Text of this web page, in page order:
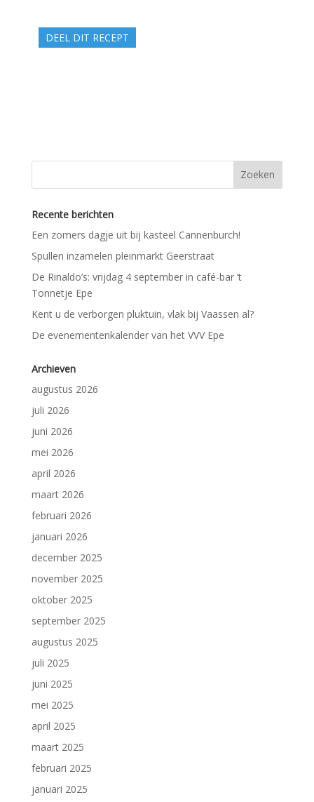
DEEL DIT RECEPT
Recente berichten
Een zomers dagje uit bij kasteel Cannenburch!
Spullen inzamelen pleinmarkt Geerstraat
De Rinaldo’s: vrijdag 4 september in café-bar ’t
Tonnetje Epe
Kent u de verborgen pluktuin, vlak bij Vaassen al?
De evenementenkalender van het VVV Epe
Archieven
augustus 2026
juli 2026
juni 2026
mei 2026
april 2026
maart 2026
februari 2026
januari 2026
december 2025
november 2025
oktober 2025
september 2025
augustus 2025
juli 2025
juni 2025
mei 2025
april 2025
maart 2025
februari 2025
januari 2025